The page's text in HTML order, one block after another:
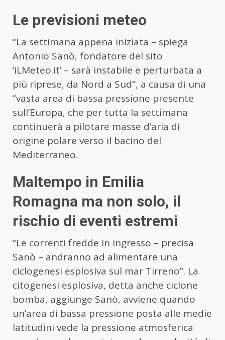
Le previsioni meteo
“La settimana appena iniziata – spiega
Antonio Sanò, fondatore del sito
‘iLMeteo.it’ – sarà instabile e perturbata a
più riprese, da Nord a Sud”, a causa di una
“vasta area di bassa pressione presente
sull’Europa, che per tutta la settimana
continuerà a pilotare masse d’aria di
origine polare verso il bacino del
Mediterraneo.
Maltempo in Emilia
Romagna ma non solo, il
rischio di eventi estremi
“Le correnti fredde in ingresso – precisa
Sanò – andranno ad alimentare una
ciclogenesi esplosiva sul mar Tirreno”. La
citogenesi esplosiva, detta anche ciclone
bomba, aggiunge Sanò, avviene quando
un’area di bassa pressione posta alle medie
latitudini vede la pressione atmosferica